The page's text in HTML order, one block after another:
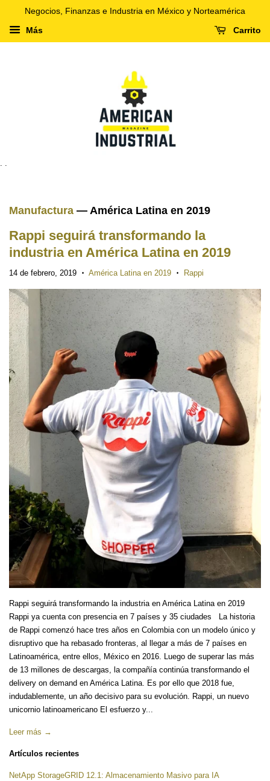
Negocios, Finanzas e Industria en México y Norteamérica
Más Carrito
. .
Manufactura — América Latina en 2019
Rappi seguirá transformando la
industria en América Latina en 2019
14 de febrero, 2019 • América Latina en 2019 • Rappi
Rappi seguirá transformando la industria en América Latina en 2019
Rappi ya cuenta con presencia en 7 países y 35 ciudades La historia
de Rappi comenzó hace tres años en Colombia con un modelo único y
disruptivo que ha rebasado fronteras, al llegar a más de 7 países en
Latinoamérica, entre ellos, México en 2016. Luego de superar las más
de 13 millones de descargas, la compañía continúa transformando el
delivery on demand en América Latina. Es por ello que 2018 fue,
indudablemente, un año decisivo para su evolución. Rappi, un nuevo
unicornio latinoamericano El esfuerzo y...
Leer más →
Artículos recientes
NetApp StorageGRID 12.1: Almacenamiento Masivo para IA